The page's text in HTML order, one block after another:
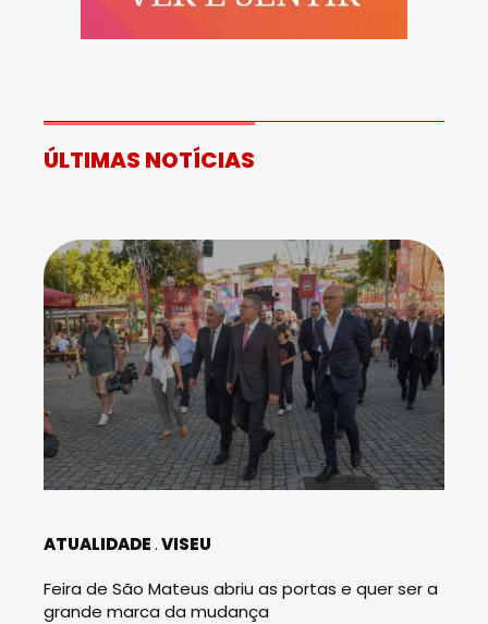
ÚLTIMAS NOTÍCIAS
ATUALIDADE VISEU
Feira de São Mateus abriu as portas e quer ser a
grande marca da mudança